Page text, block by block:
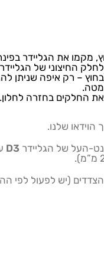
מקמו את הגליידר
החיצוני של
– רק איפה שניתן
את החלקים בחזרה לחלון.
הוידאו שלנו.
העל של הגליידר D3
(יש לפעול לפי